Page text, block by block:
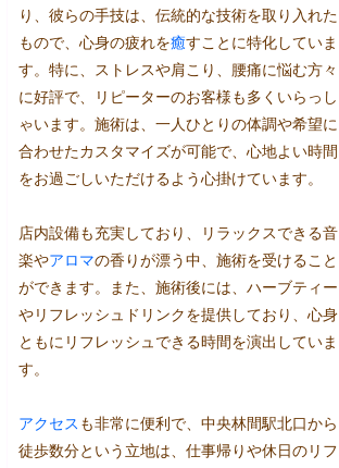
り、彼らの手技は、伝統的な技術を取り入れた
もので、心身の疲れを癒すことに特化していま
す。特に、ストレスや肩こり、腰痛に悩む方々
に好評で、リピーターのお客様も多くいらっし
ゃいます。施術は、一人ひとりの体調や希望に
合わせたカスタマイズが可能で、心地よい時間
をお過ごしいただけるよう心掛けています。
店内設備も充実しており、リラックスできる音
楽やアロマの香りが漂う中、施術を受けること
ができます。また、施術後には、ハーブティー
やリフレッシュドリンクを提供しており、心身
ともにリフレッシュできる時間を演出していま
す。
アクセス も非常に便利で、中央林間駅北口から
徒歩数分という立地は、仕事帰りや休日のリフ